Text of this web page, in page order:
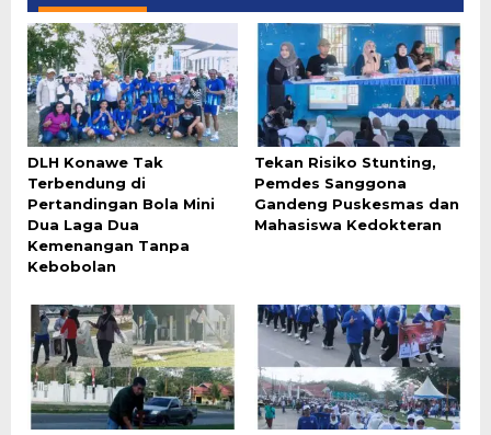
DLH Konawe Tak
Terbendung di
Pertandingan Bola Mini
Dua Laga Dua
Kemenangan Tanpa
Kebobolan
Tekan Risiko Stunting,
Pemdes Sanggona
Gandeng Puskesmas dan
Mahasiswa Kedokteran